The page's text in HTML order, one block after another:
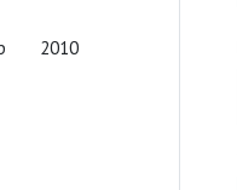
2010